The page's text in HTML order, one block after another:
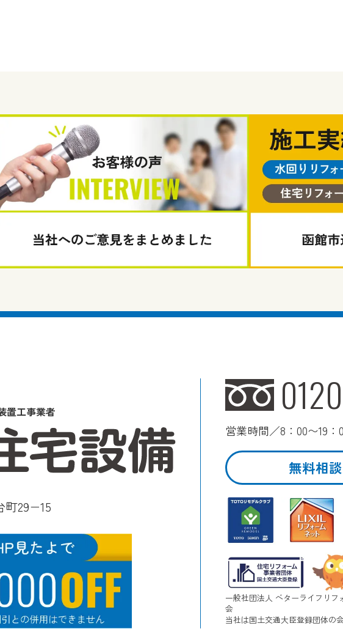
置工事業者
町29−15
営業時間／8：00〜19
無料相
一般社団法人 ベターライフリフ
会
当社は国土交通大臣登録団体の